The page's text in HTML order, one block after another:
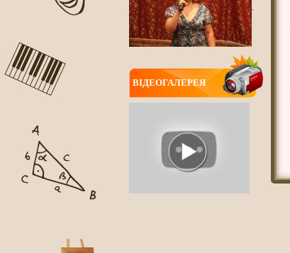
ВIДЕОГАЛЕРЕЯ